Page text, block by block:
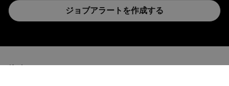
ジョブアラートを作成する